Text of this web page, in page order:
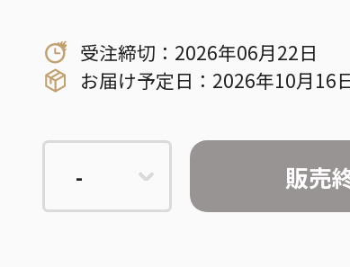
受注締切：2026年06月22日
お届け予定日：2026年10月16
販売